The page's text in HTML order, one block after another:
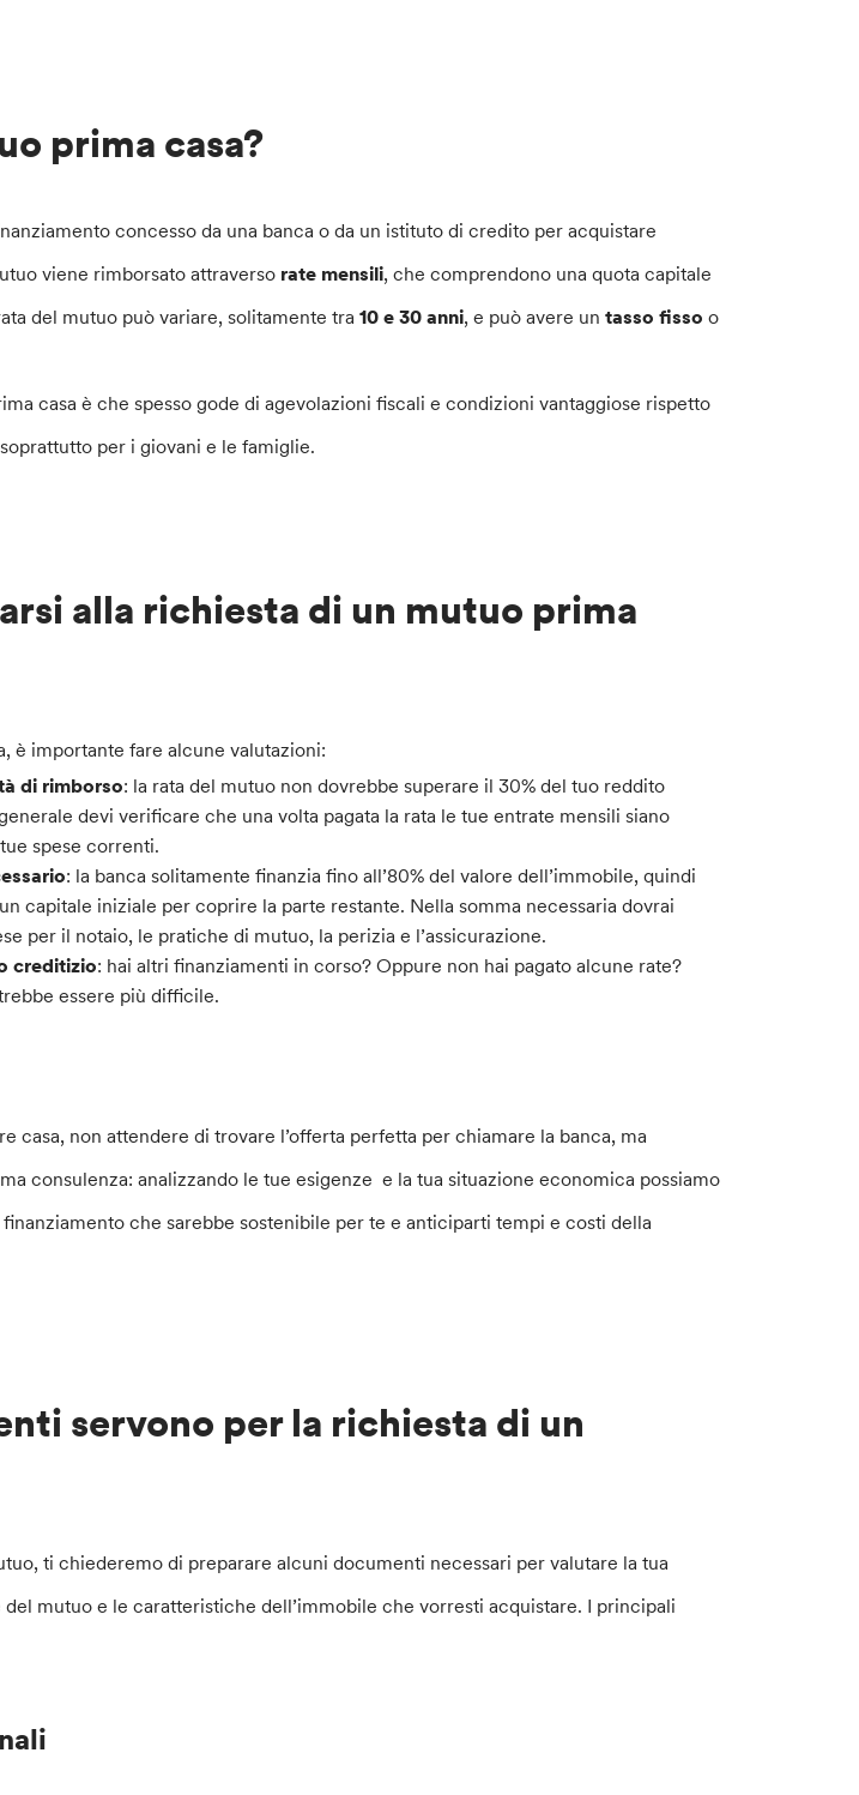
prima casa?
concesso da una banca o da un istituto di credito per acquistare
viene rimborsato attraverso rate mensili, che comprendono una quota capitale
del mutuo può variare, solitamente tra10 e 30 anni, e può avere untasso fisso o
casa è che spesso gode di agevolazioni fiscali e condizioni vantaggiose rispetto
per i giovani e le famiglie.
alla richiesta di un mutuo prima
è importante fare alcune valutazioni:
di rimborso: la rata del mutuo non dovrebbe superare il 30% del tuo reddito
devi verificare che una volta pagata la rata le tue entrate mensili siano
spese correnti.
: la banca solitamente finanzia fino all’80% del valore dell’immobile, quindi
capitale iniziale per coprire la parte restante. Nella somma necessaria dovrai
per il notaio, le pratiche di mutuo, la perizia e l’assicurazione.
creditizio: hai altri finanziamenti in corso? Oppure non hai pagato alcune rate?
essere più difficile.
casa, non attendere di trovare l’offerta perfetta per chiamare la banca, ma
consulenza: analizzando le tue esigenze e la tua situazione economica possiamo
che sarebbe sostenibile per te e anticiparti tempi e costi della
servono per la richiesta di un
ti chiederemo di preparare alcuni documenti necessari per valutare la tua
mutuo e le caratteristiche dell’immobile che vorresti acquistare. I principali